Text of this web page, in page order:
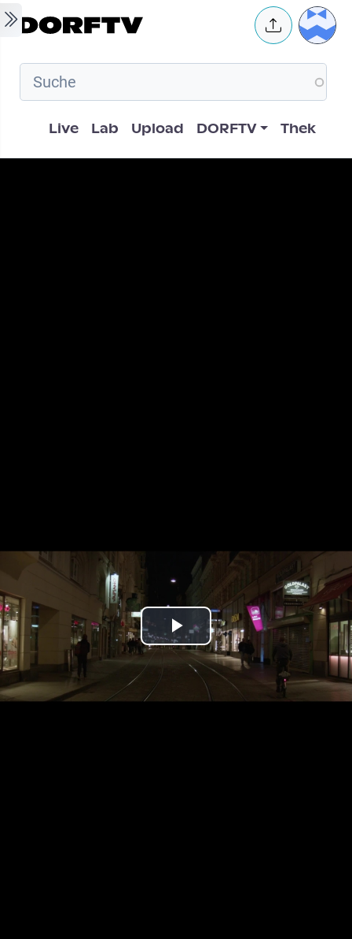
Skip to main content User
Hauptnavigation
Live Lab Upload DORFTV Thek
Play
Video